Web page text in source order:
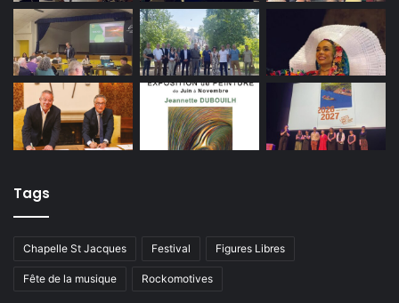
Tags
Chapelle St Jacques Festival Figures Libres
Fête de la musique Rockomotives